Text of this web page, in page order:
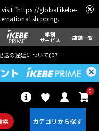
visit "https://global.ikebe-
shipping.
学割
サービス 店舗一覧
送の遅延について(07月29日
索
0